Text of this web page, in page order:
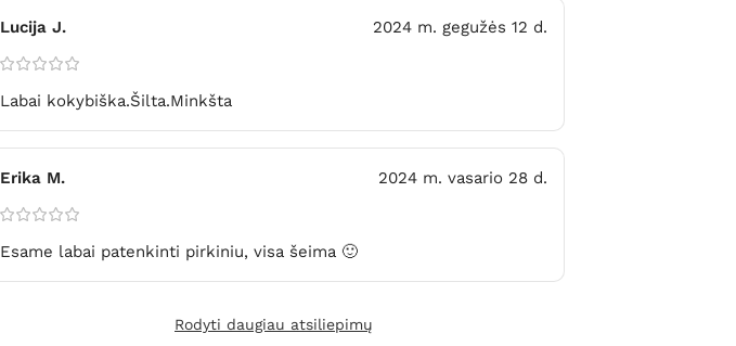
Lucija J. 2024 m. gegužės 12 d.
Labai kokybiška.Šilta.Minkšta
Erika M. 2024 m. vasario 28 d.
Esame labai patenkinti pirkiniu, visa šeima 🙂
Rodyti daugiau atsiliepimų